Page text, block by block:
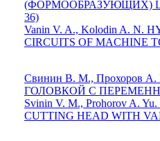
(ФОРМООБРАЗУЮЩИХ)
36)
Vanin V. A., Kolodin A. N.
CIRCUITS OF MACHINE
Свинин В. М.,
ГОЛОВКОЙ С
Svinin V. M., Prohorov A.
CUTTING HEAD WITH